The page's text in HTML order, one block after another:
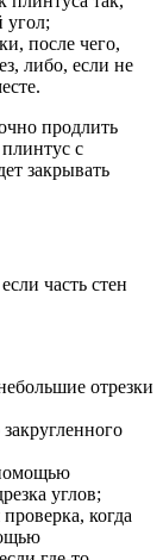
угол;
после чего,
либо, если не
продлить
с
закрывать
часть стен
отрезки
углов;
когда